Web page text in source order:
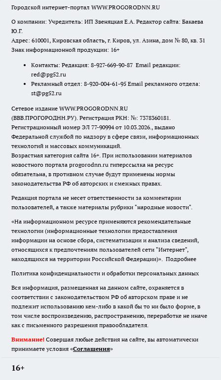
Городской интернет-портал WWW.PROGORODNN.RU
О компании: Учредитель: ИП Звеняцкая Е.А. Редактор сайта: Бакаева
Ю.Г.
Адрес: 610001, Кировская область, г. Киров, ул. Азина, дом № 80, кв. 31
Знак информационной продукции: 16+
Контакты: Редакция: 8-927-669-90-87 Email редакции:
red@pg52.ru
Рекламный отдел: 8-920-004-61-95 Email рекламного отдела:
st@pg52.ru
Сетевое издание WWW.PROGORODNN.RU
(ВВВ.ПРОГОРОДНН.РУ). Регистрация РКН: №: 7378360181.
Регистрационный номер ЭЛ 77-90994 от 10.03.2026., выдано
Федеральной службой по надзору в сфере связи, информационных
технологий и массовых коммуникаций.
Возрастная категория сайта 16+. При использовании материалов
новостного портала progorodnn.ru гиперссылка на ресурс
обязательна, в противном случае будут применены нормы
законодательства РФ об авторских и смежных правах.
Редакция портала не несет ответственности за комментарии
пользователей, а также материалы рубрики "народные новости".
«На информационном ресурсе применяются рекомендательные
технологии (информационные технологии предоставления
информации на основе сбора, систематизации и анализа сведений,
относящихся к предпочтениям пользователей сети "Интернет",
находящихся на территории Российской Федерации)». Подробнее
Политика конфиденциальности и обработки персональных данных
Вся информация, размещенная на данном сайте, охраняется в
соответствии с законодательством РФ об авторском праве и не
подлежит использованию кем-либо в какой бы то ни было форме, в
том числе воспроизведению, распространению, переработке не иначе
как с письменного разрешения правообладателя.
Внимание! Совершая любые действия на сайте, вы автоматически
принимаете условия «Cоглашения»
16+